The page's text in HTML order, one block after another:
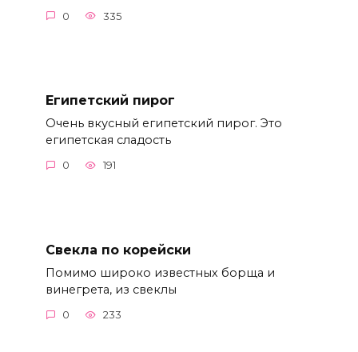
0 335
Египетский пирог
Очень вкусный египетский пирог. Это
египетская сладость
0 191
Свекла по корейски
Помимо широко известных борща и
винегрета, из свеклы
0 233